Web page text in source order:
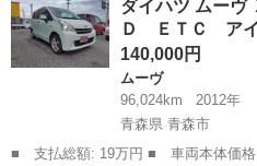
車 ＬＥＤヘッドライト エアコン
インチホ...
ダイハツ ムー
Ｄ ＥＴＣ ア
140,000円
ムーヴ
96,024km
2012年
青森県 青森市
■ 支払総額: 19万円 ■ 車両本体価格： 140,000 円 ■ メーカー